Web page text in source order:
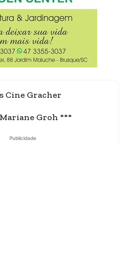
Cine Gracher
Groh ***
Publicidade